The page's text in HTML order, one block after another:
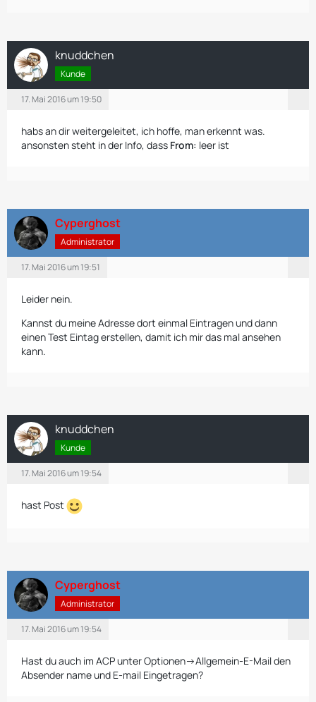
knuddchen
Kunde
17. Mai 2016 um 19:50
habs an dir weitergeleitet, ich hoffe, man erkennt was.
ansonsten steht in der Info, dass From: leer ist
Cyperghost
Administrator
17. Mai 2016 um 19:51
Leider nein.
Kannst du meine Adresse dort einmal Eintragen und dann
einen Test Eintag erstellen, damit ich mir das mal ansehen
kann.
knuddchen
Kunde
17. Mai 2016 um 19:54
hast Post
Cyperghost
Administrator
17. Mai 2016 um 19:54
Hast du auch im ACP unter Optionen->Allgemein-E-Mail den
Absender name und E-mail Eingetragen?